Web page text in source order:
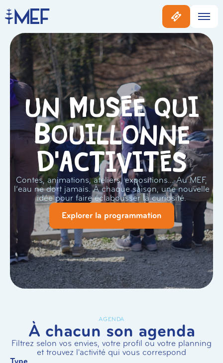
Un musée qui
bouillonne
d'activités
Contes, animations, ateliers, expositions… Au MEF,
l’eau ne dort jamais. À chaque saison, une nouvelle
idée pour faire éclabousser la curiosité.
Explorer la programmation
AGENDA
À chacun son agenda
Filtrez selon vos envies, votre profil ou votre planning
et trouvez l'activité qui vous correspond